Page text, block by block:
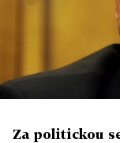
Za politickou